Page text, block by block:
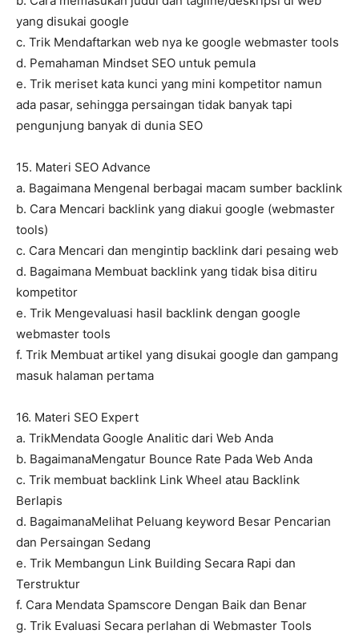
yang disukai google
c. Trik Mendaftarkan web nya ke google webmaster tools
d. Pemahaman Mindset SEO untuk pemula
e. Trik meriset kata kunci yang mini kompetitor namun
ada pasar, sehingga persaingan tidak banyak tapi
pengunjung banyak di dunia SEO
15. Materi SEO Advance
a. Bagaimana Mengenal berbagai macam sumber backlink
b. Cara Mencari backlink yang diakui google (webmaster
tools)
c. Cara Mencari dan mengintip backlink dari pesaing web
d. Bagaimana Membuat backlink yang tidak bisa ditiru
kompetitor
e. Trik Mengevaluasi hasil backlink dengan google
webmaster tools
f. Trik Membuat artikel yang disukai google dan gampang
masuk halaman pertama
16. Materi SEO Expert
a. TrikMendata Google Analitic dari Web Anda
b. BagaimanaMengatur Bounce Rate Pada Web Anda
c. Trik membuat backlink Link Wheel atau Backlink
Berlapis
d. BagaimanaMelihat Peluang keyword Besar Pencarian
dan Persaingan Sedang
e. Trik Membangun Link Building Secara Rapi dan
Terstruktur
f. Cara Mendata Spamscore Dengan Baik dan Benar
g. Trik Evaluasi Secara perlahan di Webmaster Tools